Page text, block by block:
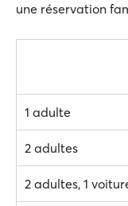
une réservation
1 adulte
2 adultes
2 adultes, 1